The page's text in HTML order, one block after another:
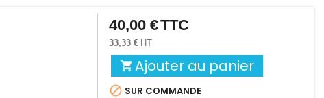
Prix
40,00 €TTC
33,33 € HT
 Ajouter au panier
 SUR COMMANDE